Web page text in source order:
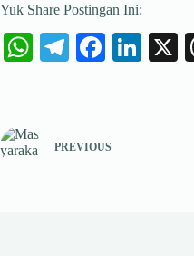
Yuk Share Postingan Ini:
W
A
pp
Te
a
Fa
ok
Li
PREVIOUS